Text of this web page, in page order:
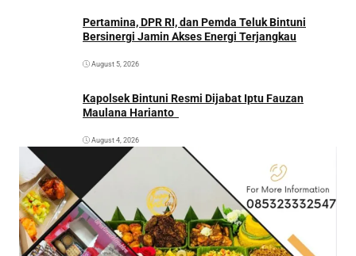
Pertamina, DPR RI, dan Pemda Teluk Bintuni
Bersinergi Jamin Akses Energi Terjangkau
August 5, 2026
Kapolsek Bintuni Resmi Dijabat Iptu Fauzan
August 4, 2026